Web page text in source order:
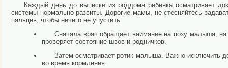
Каждый день до выписки из роддома ребенка осматривает
системы нормально развиты. Дорогие мамы, не стесняйтесь
пальцев, чтобы ничего не упустить.
Сначала врач обращает внимание на позу малыша, на
проверяет состояние швов и родничков.
Затем осматривает ротик малыша. Важно исключить
во время кормления.